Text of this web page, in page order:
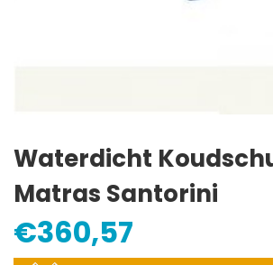
Waterdicht
Matras Santorini
€360,57